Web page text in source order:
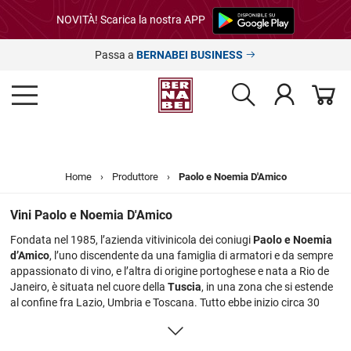
NOVITÀ! Scarica la nostra APP
Passa a BERNABEI BUSINESS
Home › Produttore › Paolo e Noemia D'Amico
Vini Paolo e Noemia D'Amico
Fondata nel 1985, l’azienda vitivinicola dei coniugiPaolo e Noemia
d’Amico, l’uno discendente da una famiglia di armatori e da sempre
appassionato di vino, e l’altra di origine portoghese e nata a Rio de
Janeiro, è situata nel cuore dellaTuscia, in una zona che si estende
al confine fra Lazio, Umbria e Toscana. Tutto ebbe inizio circa 30
base Chardonnay, varietà che ad oggi permette loro di avere una